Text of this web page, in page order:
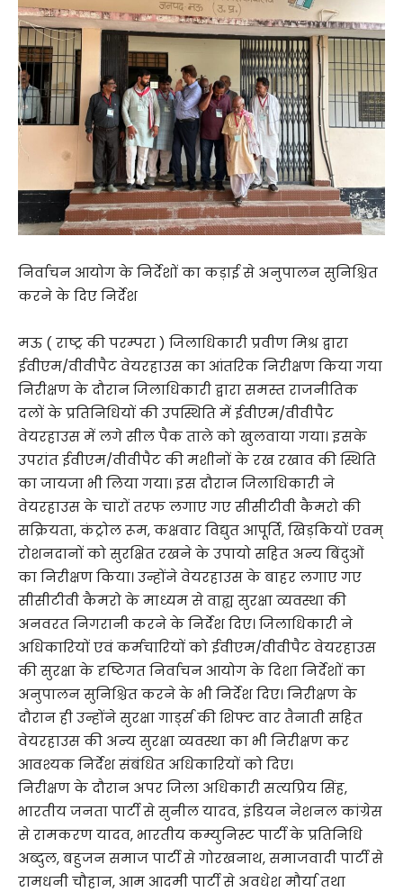
निर्वाचन आयोग के निर्देशों का कड़ाई से अनुपालन सुनिश्चित
करने के दिए निर्देश
मऊ ( राष्ट्र की परम्परा ) जिलाधिकारी प्रवीण मिश्र द्वारा
ईवीएम/वीवीपैट वेयरहाउस का आंतरिक निरीक्षण किया गया
निरीक्षण के दौरान जिलाधिकारी द्वारा समस्त राजनीतिक
दलों के प्रतिनिधियों की उपस्थिति में ईवीएम/वीवीपैट
वेयरहाउस में लगे सील पैक ताले को खुलवाया गया। इसके
उपरांत ईवीएम/वीवीपैट की मशीनों के रख रखाव की स्थिति
का जायजा भी लिया गया। इस दौरान जिलाधिकारी ने
वेयरहाउस के चारों तरफ लगाए गए सीसीटीवी कैमरो की
सक्रियता, कंट्रोल रूम, कक्षवार विद्युत आपूर्ति, खिड़कियों एवम्
रोशनदानों को सुरक्षित रखने के उपायो सहित अन्य बिंदुओं
का निरीक्षण किया। उन्होंने वेयरहाउस के बाहर लगाए गए
सीसीटीवी कैमरो के माध्यम से वाह्य सुरक्षा व्यवस्था की
अनवरत निगरानी करने के निर्देश दिए। जिलाधिकारी ने
अधिकारियों एवं कर्मचारियों को ईवीएम/वीवीपैट वेयरहाउस
की सुरक्षा के दृष्टिगत निर्वाचन आयोग के दिशा निर्देशों का
अनुपालन सुनिश्चित करने के भी निर्देश दिए। निरीक्षण के
दौरान ही उन्होंने सुरक्षा गार्ड्स की शिफ्ट वार तैनाती सहित
वेयरहाउस की अन्य सुरक्षा व्यवस्था का भी निरीक्षण कर
आवश्यक निर्देश संबंधित अधिकारियों को दिए।
निरीक्षण के दौरान अपर जिला अधिकारी सत्यप्रिय सिंह,
भारतीय जनता पार्टी से सुनील यादव, इंडियन नेशनल कांग्रेस
से रामकरण यादव, भारतीय कम्युनिस्ट पार्टी के प्रतिनिधि
अब्दुल, बहुजन समाज पार्टी से गोरखनाथ, समाजवादी पार्टी से
रामधनी चौहान, आम आदमी पार्टी से अवधेश मौर्या तथा